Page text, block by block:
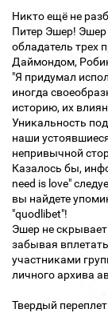
Никто ещё не
Питер Эшер!
обладатель трех
Даймондом,
"Я придумал
иногда
историю, их
Уникальность
наши
непривычной
Казалось бы,
need is love"
вы найдете
"quodlibet"!
Эшер не скрывает
забывая
участниками
личного архива
Твердый